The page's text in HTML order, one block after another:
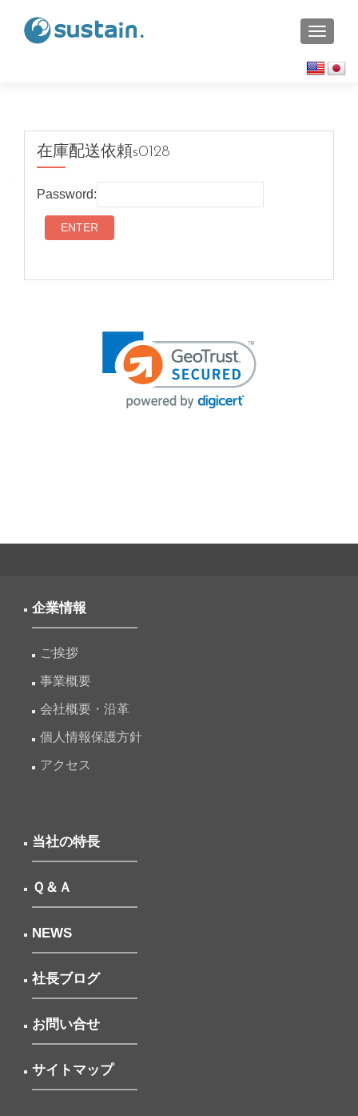
在庫配送依頼s0128
Password:
企業情報
ご挨拶
事業概要
会社概要・沿革
個人情報保護方針
アクセス
当社の特長
Ｑ＆Ａ
NEWS
社長ブログ
お問い合せ
サイトマップ